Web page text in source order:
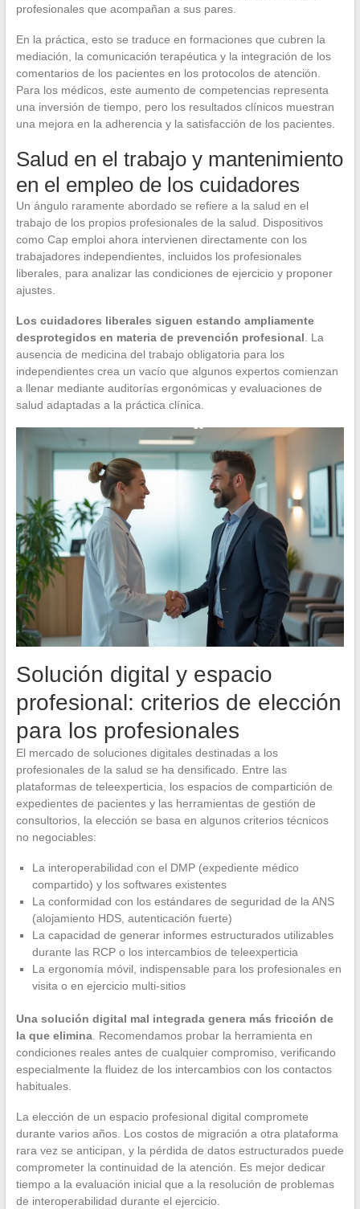
profesionales que acompañan a sus pares.
En la práctica, esto se traduce en formaciones que cubren la
mediación, la comunicación terapéutica y la integración de los
comentarios de los pacientes en los protocolos de atención.
Para los médicos, este aumento de competencias representa
una inversión de tiempo, pero los resultados clínicos muestran
una mejora en la adherencia y la satisfacción de los pacientes.
Salud en el trabajo y mantenimiento
en el empleo de los cuidadores
Un ángulo raramente abordado se refiere a la salud en el
trabajo de los propios profesionales de la salud. Dispositivos
como Cap emploi ahora intervienen directamente con los
trabajadores independientes, incluidos los profesionales
liberales, para analizar las condiciones de ejercicio y proponer
ajustes.
Los cuidadores liberales siguen estando ampliamente
desprotegidos en materia de prevención profesional. La
ausencia de medicina del trabajo obligatoria para los
independientes crea un vacío que algunos expertos comienzan
a llenar mediante auditorías ergonómicas y evaluaciones de
salud adaptadas a la práctica clínica.
Solución digital y espacio
profesional: criterios de elección
para los profesionales
El mercado de soluciones digitales destinadas a los
profesionales de la salud se ha densificado. Entre las
plataformas de teleexperticia, los espacios de compartición de
expedientes de pacientes y las herramientas de gestión de
consultorios, la elección se basa en algunos criterios técnicos
no negociables:
La interoperabilidad con el DMP (expediente médico
compartido) y los softwares existentes
La conformidad con los estándares de seguridad de la ANS
(alojamiento HDS, autenticación fuerte)
La capacidad de generar informes estructurados utilizables
durante las RCP o los intercambios de teleexperticia
La ergonomía móvil, indispensable para los profesionales en
visita o en ejercicio multi-sitios
Una solución digital mal integrada genera más fricción de
la que elimina. Recomendamos probar la herramienta en
condiciones reales antes de cualquier compromiso, verificando
especialmente la fluidez de los intercambios con los contactos
habituales.
La elección de un espacio profesional digital compromete
durante varios años. Los costos de migración a otra plataforma
rara vez se anticipan, y la pérdida de datos estructurados puede
comprometer la continuidad de la atención. Es mejor dedicar
tiempo a la evaluación inicial que a la resolución de problemas
de interoperabilidad durante el ejercicio.